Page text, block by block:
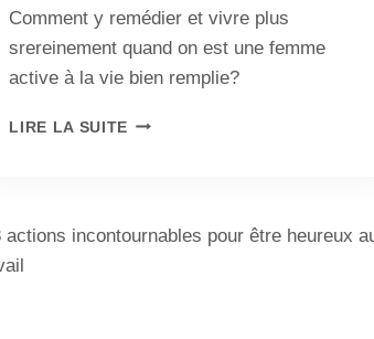
Comment y remédier et vivre plus
srereinement quand on est une femme
active à la vie bien remplie?
LIRE LA SUITE